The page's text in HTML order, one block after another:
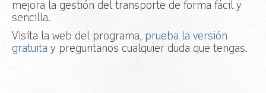
mejora la gestión del transporte de forma fácil y
sencilla.
Visíta la web del programa, prueba la versión
gratuita y preguntanos cualquier duda que tengas.